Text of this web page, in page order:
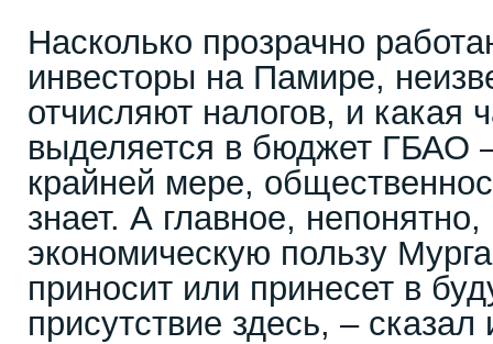
Насколько прозрачно
инвесторы на Памире,
отчисляют налогов, и какая
выделяется в бюджет ГБАО
крайней мере,
знает. А главное,
экономическую пользу
приносит или принесет в
присутствие здесь, –